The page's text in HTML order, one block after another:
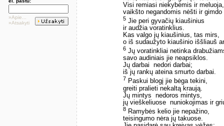
»Apie...
»Atsakyti
Visi remiasi niekybėmis ir meluoja,
vaikšto negandomis nėšti ir gimdo
5 Jie peri gyvačių kiaušinius
ir audžia voratinklius.
Kas valgo jų kiaušinius, tas mirs,
o iš sudaužyto kiaušinio iššliauš
6 Jų voratinkliai netinka
savo audiniais jie neapsiklos.
Jų darbai ­ nedori darbai;
iš jų rankų ateina smurto darbai.
7 Paskui blogį jie bėga tekini,
greiti pralieti nekaltą kraują.
Jų mintys ­ nedoros mintys,
jų vieškeliuose ­ nuniokojimas ir
8 Ramybės kelio jie nepažino,
teisingumo nėra jų takuose.